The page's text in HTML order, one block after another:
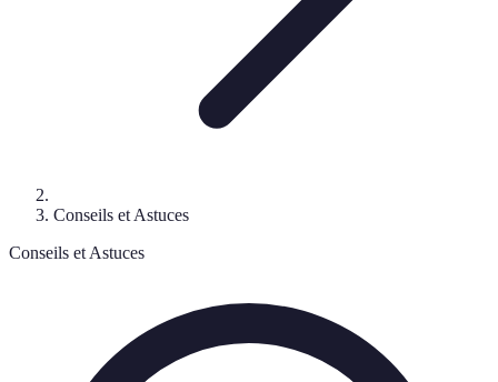
Conseils et Astuces
Conseils et Astuces